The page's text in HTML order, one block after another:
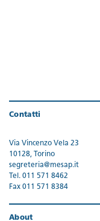
Contatti
Via Vincenzo Vela 23
10128, Torino
segreteria@mesap.it
Tel. 011 571 8462
Fax 011 571 8384
About